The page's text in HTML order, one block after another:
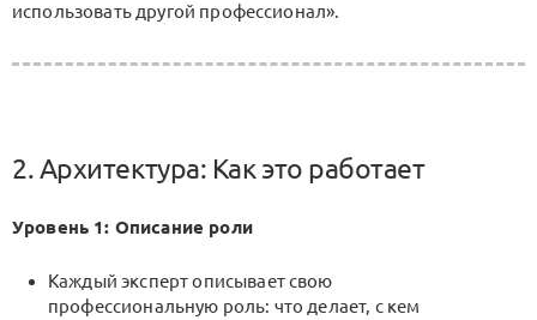
использовать другой профессионал».
2. Архитектура: Как это работает
Уровень 1: Описание роли
Каждый эксперт описывает свою
профессиональную роль: что делает, с кем